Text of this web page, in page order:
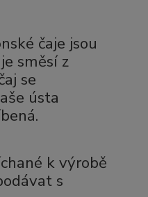
čaje jsou
směsí z
se
ústa
k výrobě
s